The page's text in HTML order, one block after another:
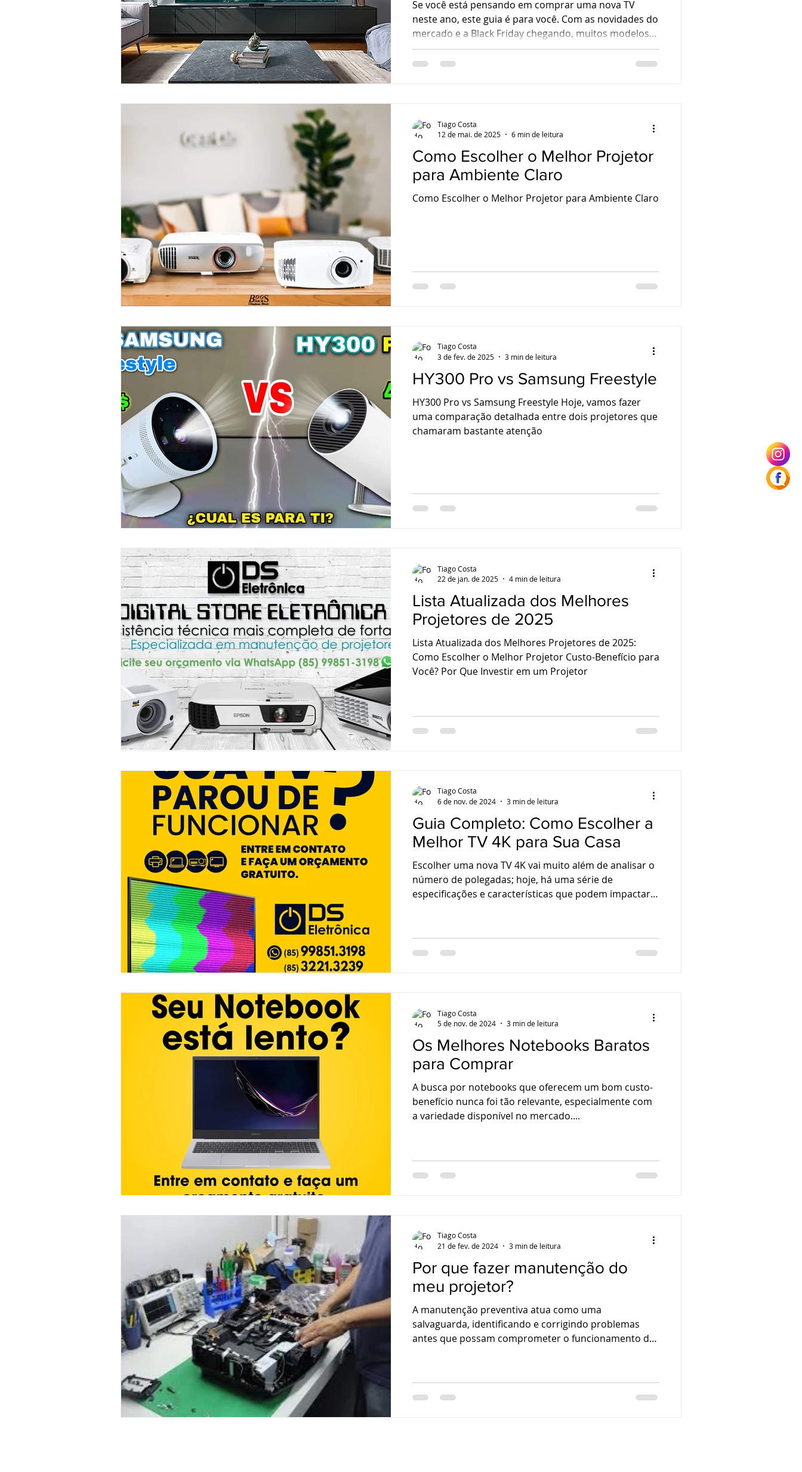
Se você está pensando em comprar uma nova TV
neste ano, este guia é para você. Com as novidades do
mercado e a Black Friday chegando, muitos modelos
de Smart TV 2025 estão com preços excelentes — e as
opções nunca foram tão diversas.
Como Escolher o Melhor Projetor
para Ambiente Claro
Como Escolher o Melhor Projetor para Ambiente Claro
Tiago Costa
12 de mai. de 2025
6 min de leitura
HY300 Pro vs Samsung Freestyle
HY300 Pro vs Samsung Freestyle Hoje, vamos fazer
uma comparação detalhada entre dois projetores que
chamaram bastante atenção
Tiago Costa
3 de fev. de 2025
3 min de leitura
Lista Atualizada dos Melhores
Projetores de 2025
Lista Atualizada dos Melhores Projetores de 2025:
Como Escolher o Melhor Projetor Custo-Benefício para
Você? Por Que Investir em um Projetor
Tiago Costa
22 de jan. de 2025
4 min de leitura
Guia Completo: Como Escolher a
Melhor TV 4K para Sua Casa
Escolher uma nova TV 4K vai muito além de analisar o
número de polegadas; hoje, há uma série de
especificações e características que podem impactar
Tiago Costa
6 de nov. de 2024
3 min de leitura
Os Melhores Notebooks Baratos
para Comprar
A busca por notebooks que oferecem um bom custo-
benefício nunca foi tão relevante, especialmente com
a variedade disponível no mercado....
Tiago Costa
5 de nov. de 2024
3 min de leitura
Por que fazer manutenção do
meu projetor?
A manutenção preventiva atua como uma
salvaguarda, identificando e corrigindo problemas
antes que possam comprometer o funcionamento do
Tiago Costa
21 de fev. de 2024
3 min de leitura